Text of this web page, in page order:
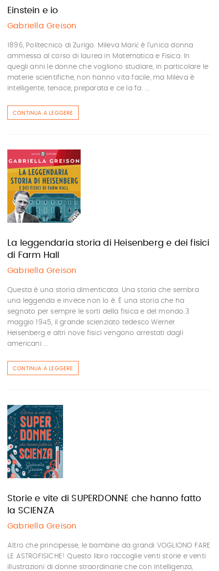
Einstein e io
Gabriella Greison
1896, Politecnico di Zurigo. Mileva Marić è l’unica donna
ammessa al corso di laurea in Matematica e Fisica. In
quegli anni le donne che vogliono studiare, in particolare le
materie scientifiche, non hanno vita facile, ma Mileva è
intelligente, tenace, preparata e ce la fa. ...
CONTINUA A LEGGERE
La leggendaria storia di Heisenberg e dei fisici
di Farm Hall
Gabriella Greison
Questa è una storia dimenticata. Una storia che sembra
una leggenda e invece non lo è. È una storia che ha
segnato per sempre le sorti della fisica e del mondo.3
maggio 1945, il grande scienziato tedesco Werner
Heisenberg e altri nove fisici vengono arrestati dagli
americani ...
CONTINUA A LEGGERE
Storie e vite di SUPERDONNE che hanno fatto
la SCIENZA
Gabriella Greison
Altro che principesse, le bambine da grandi VOGLIONO FARE
LE ASTROFISICHE! Questo libro raccoglie venti storie e venti
illustrazioni di donne straordinarie che con intelligenza,